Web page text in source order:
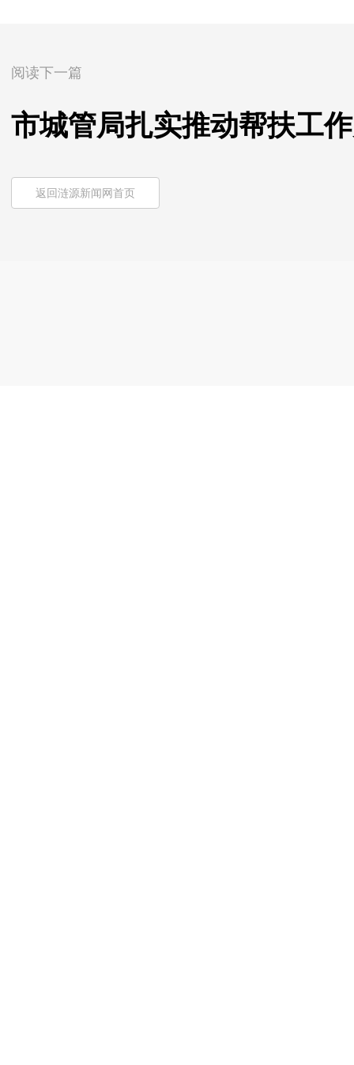
阅读下一篇
市城管局扎实推动帮扶工
返回涟源新闻网首页